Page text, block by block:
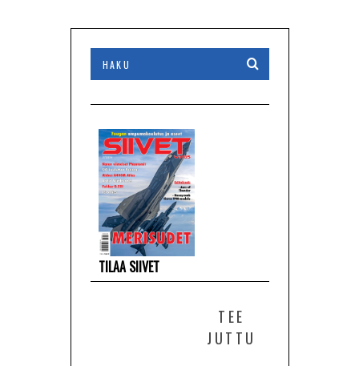
TILAA SIIVET
TEE
JUTTU